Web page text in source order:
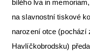
bílého lva in
na slavnostní tiskové
narození otce (pochází
Havlíčkobrodsku)